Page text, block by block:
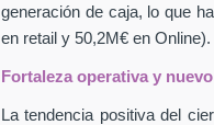
generación de caja, lo que
en retail y 50,2M€ en Online).
Fortaleza operativa y
La tendencia positiva del